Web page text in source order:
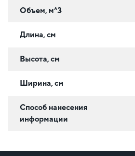
Объем, м^3
Длина, см
Высота, см
Ширина, см
Способ нанесения
информации